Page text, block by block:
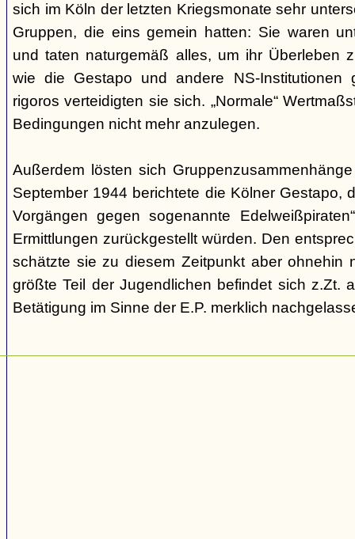
sich im Köln der letzten Kriegsmonate sehr
Gruppen, die eins gemein hatten: Sie waren
und taten naturgemäß alles, um ihr Überleben
wie die Gestapo und andere NS-Institutionen
rigoros verteidigten sie sich. „Normale“
Bedingungen nicht mehr anzulegen.
Außerdem lösten sich
September 1944 berichtete die Kölner Gestapo,
Vorgängen gegen sogenannte
Ermittlungen zurückgestellt würden. Den
schätzte sie zu diesem Zeitpunkt aber ohnehin
größte Teil der Jugendlichen befindet sich z.Zt.
Betätigung im Sinne der E.P. merklich